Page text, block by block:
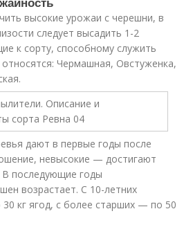
высокие урожаи с черешни, в
следует высадить 1-2
к сорту, способному служить
Чермашная, Овстуженка,
дают в первые годы после
невысокие — достигают
В последующие годы
возрастает. С 10-летних
кг ягод, с более старших — по 50